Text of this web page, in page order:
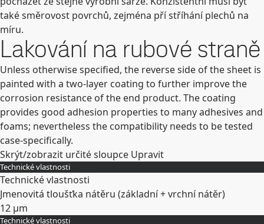
také směrovost povrchů, zejména pří stříhání plechů na
míru.
Lakování na rubové straně
Unless otherwise specified, the reverse side of the sheet is
painted with a two-layer coating to further improve the
corrosion resistance of the end product. The coating
provides good adhesion properties to many adhesives and
foams; nevertheless the compatibility needs to be tested
case-specifically.
Skrýt/zobrazit určité sloupce Upravit
Technické vlastnosti
Technické vlastnosti
Jmenovitá tloušťka nátěru (základní + vrchní nátěr)
12 µm
Technické vlastnosti